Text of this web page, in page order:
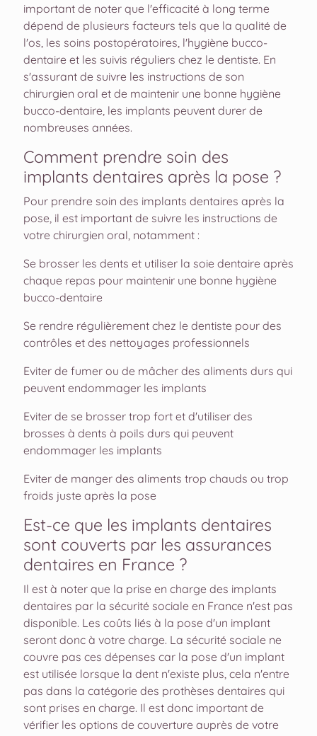
important de noter que l'efficacité à long terme
dépend de plusieurs facteurs tels que la qualité de
l'os, les soins postopératoires, l'hygiène bucco-
dentaire et les suivis réguliers chez le dentiste. En
s'assurant de suivre les instructions de son
chirurgien oral et de maintenir une bonne hygiène
bucco-dentaire, les implants peuvent durer de
nombreuses années.
Comment prendre soin des
implants dentaires après la pose ?
Pour prendre soin des implants dentaires après la
pose, il est important de suivre les instructions de
votre chirurgien oral, notamment :
Se brosser les dents et utiliser la soie dentaire après
chaque repas pour maintenir une bonne hygiène
bucco-dentaire
Se rendre régulièrement chez le dentiste pour des
contrôles et des nettoyages professionnels
Eviter de fumer ou de mâcher des aliments durs qui
peuvent endommager les implants
Eviter de se brosser trop fort et d'utiliser des
brosses à dents à poils durs qui peuvent
endommager les implants
Eviter de manger des aliments trop chauds ou trop
froids juste après la pose
Est-ce que les implants dentaires
sont couverts par les assurances
dentaires en France ?
Il est à noter que la prise en charge des implants
dentaires par la sécurité sociale en France n'est pas
disponible. Les coûts liés à la pose d'un implant
seront donc à votre charge. La sécurité sociale ne
couvre pas ces dépenses car la pose d'un implant
est utilisée lorsque la dent n'existe plus, cela n'entre
pas dans la catégorie des prothèses dentaires qui
sont prises en charge. Il est donc important de
vérifier les options de couverture auprès de votre